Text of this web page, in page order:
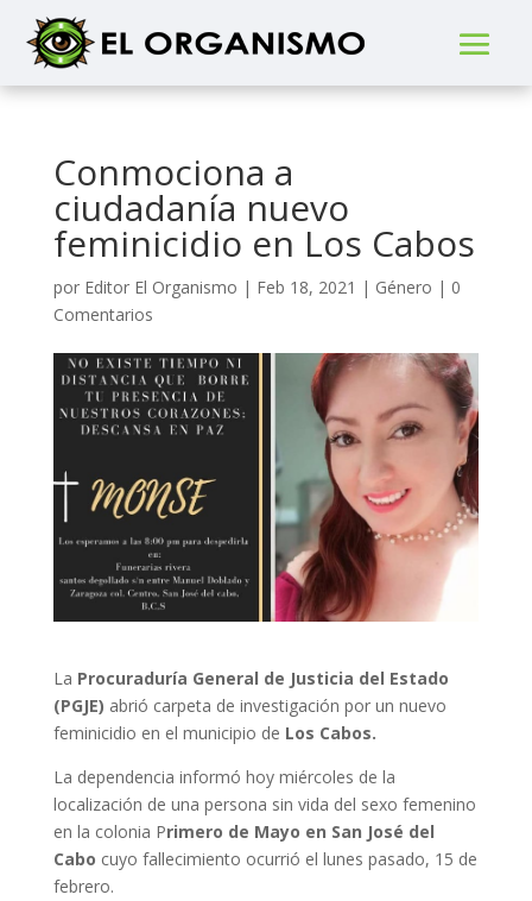
Conmociona a
ciudadanía nuevo
feminicidio en Los Cabos
por Editor El Organismo | Feb 18, 2021 | Género | 0
Comentarios
La Procuraduría General de Justicia del Estado
(PGJE) abrió carpeta de investigación por un nuevo
feminicidio en el municipio de Los Cabos.
La dependencia informó hoy miércoles de la
localización de una persona sin vida del sexo femenino
en la colonia Primero de Mayo en San José del
Cabo cuyo fallecimiento ocurrió el lunes pasado, 15 de
febrero.